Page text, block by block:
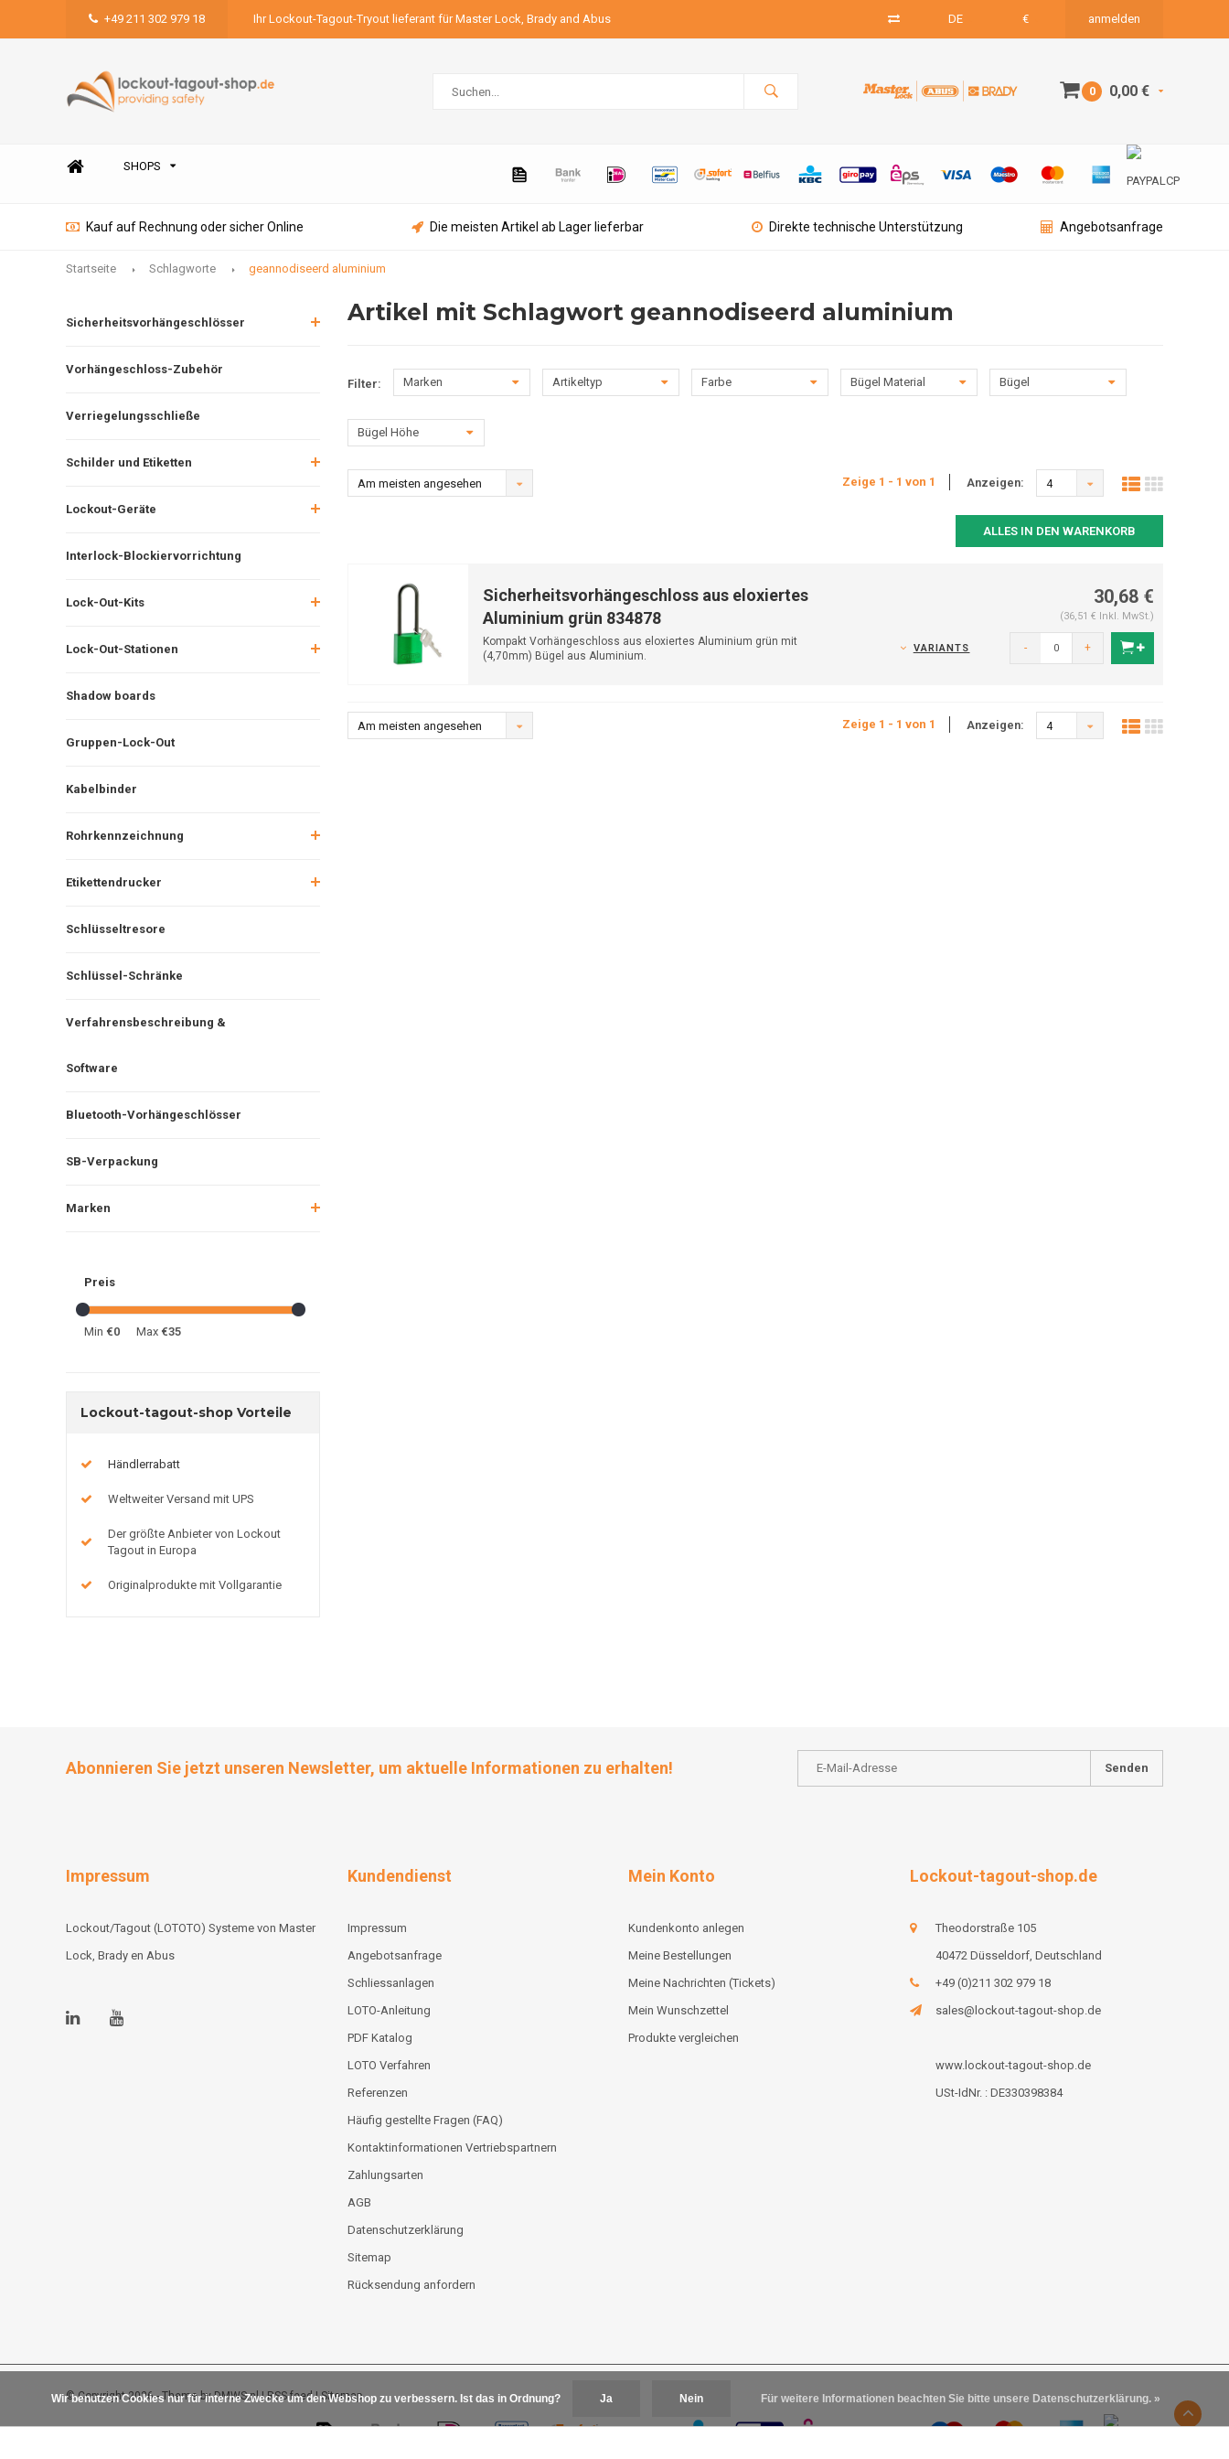
+49 211 302 979 18 Ihr Lockout-Tagout-Tryout lieferant für Master Lock, Brady and Abus DE € anmelden
0 0,00 €
SHOPS
Kauf auf Rechnung oder sicher Online Die meisten Artikel ab Lager lieferbar Direkte technische Unterstützung Angebotsanfrage
Startseite Schlagworte geannodiseerd aluminium
Sicherheitsvorhängeschlösser
Vorhängeschloss-Zubehör
Verriegelungsschließe
Schilder und Etiketten
Lockout-Geräte
Interlock-Blockiervorrichtung
Lock-Out-Kits
Lock-Out-Stationen
Shadow boards
Gruppen-Lock-Out
Kabelbinder
Rohrkennzeichnung
Etikettendrucker
Schlüsseltresore
Schlüssel-Schränke
Verfahrensbeschreibung &
Software
Bluetooth-Vorhängeschlösser
SB-Verpackung
Marken
Preis
Min €0 Max €35
Lockout-tagout-shop Vorteile
Händlerrabatt
Weltweiter Versand mit UPS
Der größte Anbieter von Lockout
Tagout in Europa
Originalprodukte mit Vollgarantie
Artikel mit Schlagwort geannodiseerd aluminium
Filter: Marken Artikeltyp Farbe Bügel Material
Bügel
Bügel Höhe
Am meisten angesehen Zeige 1 - 1 von 1 Anzeigen: 4
ALLES IN DEN WARENKORB
Sicherheitsvorhängeschloss aus eloxiertes
Aluminium grün 834878
Kompakt Vorhängeschloss aus eloxiertes Aluminium grün mit
(4,70mm) Bügel aus Aluminium.
30,68 €
(36,51 € Inkl. MwSt.)
VARIANTS - +
Am meisten angesehen Zeige 1 - 1 von 1 Anzeigen: 4
Abonnieren Sie jetzt unseren Newsletter, um aktuelle Informationen zu erhalten! Senden
Impressum
Lockout/Tagout (LOTOTO) Systeme von Master
Lock, Brady en Abus
Kundendienst
Impressum
Angebotsanfrage
Schliessanlagen
LOTO-Anleitung
PDF Katalog
LOTO Verfahren
Referenzen
Häufig gestellte Fragen (FAQ)
Kontaktinformationen Vertriebspartnern
Zahlungsarten
AGB
Datenschutzerklärung
Sitemap
Rücksendung anfordern
Mein Konto
Kundenkonto anlegen
Meine Bestellungen
Meine Nachrichten (Tickets)
Mein Wunschzettel
Produkte vergleichen
Lockout-tagout-shop.de
Theodorstraße 105
40472 Düsseldorf, Deutschland
+49 (0)211 302 979 18
sales@lockout-tagout-shop.de
www.lockout-tagout-shop.de
USt-IdNr. : DE330398384
© Copyright 2026 - Theme byDMWS.nl|RSS feed|Sitemap
Wir benutzen Cookies nur für interne Zwecke um den Webshop zu verbessern. Ist das in Ordnung? Ja Nein Für weitere Informationen beachten Sie bitte unsere Datenschutzerklärung. »